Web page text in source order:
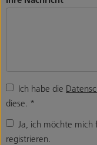
Ich habe die
diese. *
Ja, ich möchte
registrieren.